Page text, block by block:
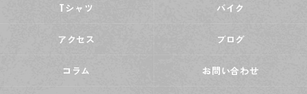
Tシャツ バイク
アクセス ブログ
コラム お問い合わせ